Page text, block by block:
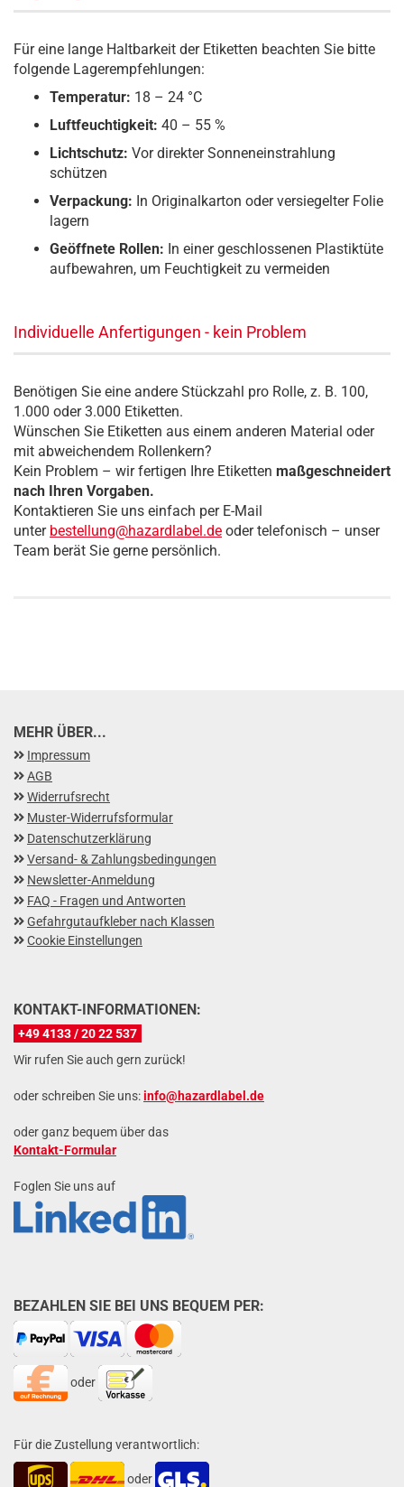
Für eine lange Haltbarkeit der Etiketten beachten Sie bitte
folgende Lagerempfehlungen:
Temperatur: 18 – 24 °C
Luftfeuchtigkeit: 40 – 55 %
Lichtschutz: Vor direkter Sonneneinstrahlung
schützen
Verpackung: In Originalkarton oder versiegelter Folie
lagern
Geöffnete Rollen: In einer geschlossenen Plastiktüte
aufbewahren, um Feuchtigkeit zu vermeiden
Individuelle Anfertigungen - kein Problem
Benötigen Sie eine andere Stückzahl pro Rolle, z. B. 100,
1.000 oder 3.000 Etiketten.
Wünschen Sie Etiketten aus einem anderen Material oder
mit abweichendem Rollenkern?
Kein Problem – wir fertigen Ihre Etiketten maßgeschneidert
nach Ihren Vorgaben.
Kontaktieren Sie uns einfach per E-Mail
unter bestellung@hazardlabel.de oder telefonisch – unser
Team berät Sie gerne persönlich.
MEHR ÜBER...
Impressum
AGB
Widerrufsrecht
Muster-Widerrufsformular
Datenschutzerklärung
Versand- & Zahlungsbedingungen
Newsletter-Anmeldung
FAQ - Fragen und Antworten
Gefahrgutaufkleber nach Klassen
Cookie Einstellungen
KONTAKT-INFORMATIONEN:
+49 4133 / 20 22 537
Wir rufen Sie auch gern zurück!
oder schreiben Sie uns:info@hazardlabel.de
oder ganz bequem über das
Kontakt-Formular
Foglen Sie uns auf
BEZAHLEN SIE BEI UNS BEQUEM PER:
oder
Für die Zustellung verantwortlich:
oder